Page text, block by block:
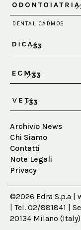
Archivio News
Chi Siamo
Contatti
Note Legali
Privacy
©2026 Edra S.p.a |
| Tel. 02/881841 |
20134 Milano (Italy)